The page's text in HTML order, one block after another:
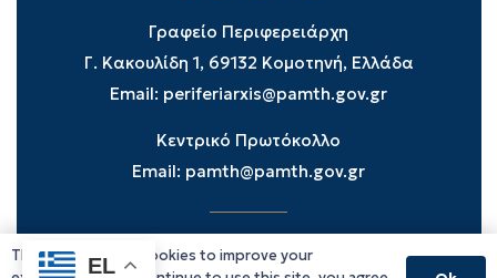
Γραφείο Περιφερειάρχη
Γ. Κακουλίδη 1, 69132 Κομοτηνή, Ελλάδα
Email: periferiarxis@pamth.gov.gr
Κεντρικό Πρωτόκολλο
Email: pamth@pamth.gov.gr
Υπηρεσίες Δράμας
EL
This website uses cookies to improve your